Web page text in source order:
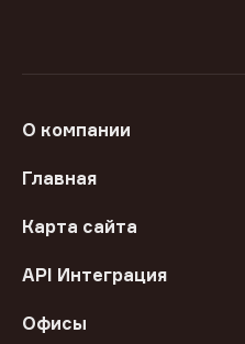
О компании
Главная
Карта сайта
API Интеграция
Офисы